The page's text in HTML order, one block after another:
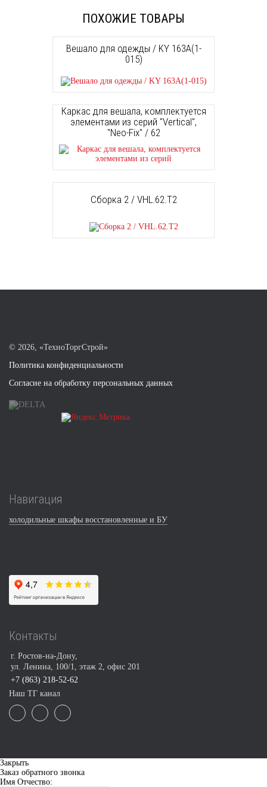
ПОХОЖИЕ ТОВАРЫ
Вешало для одежды / KY 163A(1-
015)
Каркас для вешала, комплектуется
элементами из серий "Vertical",
"Neo-Fix" / 62
Сборка 2 / VHL.62.T2
© 2026, «ТехноТоргСтрой»
Политика конфиденциальности
Согласие на обработку персональных данных
Навигация
холодильные шкафы восстановленные и БУ
Контакты
г. Ростов-на-Дону,
ул. Ленина, 100/1, этаж 2, офис 201
+7 (863) 218-52-62
Наш ТГ канал
Закрыть
Заказ обратного звонка
Имя Отчество: